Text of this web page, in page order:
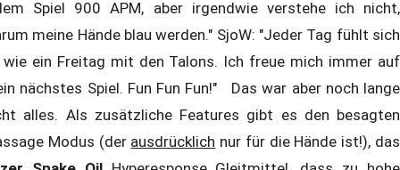
Spiel 900 APM, aber irgendwie verstehe ich nicht,
meine Hände blau werden." SjoW: "Jeder Tag fühlt sich
wie ein Freitag mit den Talons. Ich freue mich immer auf
nächstes Spiel. Fun Fun Fun!" Das war aber noch lange
alles. Als zusätzliche Features gibt es den besagten
Modus (der ausdrücklich nur für die Hände ist!), das